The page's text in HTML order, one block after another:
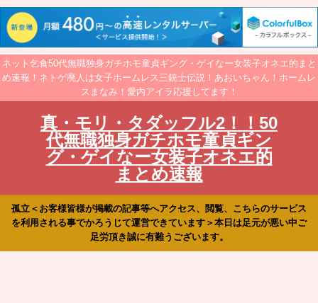
ネット乞食50代無職独身ガチホモ童貞ギング・ゲイなー女装子オネエ的まと
め速報！ネトゲ廃人は女子ホームレス三銃士伝説！あおいちゃん！ホームレ
スまなみ！愛内アイラ応援してます！
真・モリ・タダッフル2！！50
代無職独身ガチホモ童貞ギン
グ・ゲイなー女装子オネエ的
まとめ速報
孤立＜お客様皆様が掲載の記事等へアクセス、閲覧、こちらのサービス
を利用される事でかろうじて運営できています＞本日は足元が悪い中ご
足労頂き誠に有難うございます。